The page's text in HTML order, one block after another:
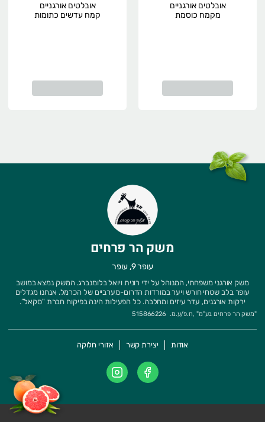
אובלטים אורגניים
מקמח כוסמת
אובלטים אורגניים
קמח עדשים כתומות
משק הר פרחים
עופר 9, עופר
משק אורגני משפחתי, המנוהל על ידי רונית ויואל בלומנברג. המשק נמצא במושב
עופר בלב שטחי חורש ויער במורדות הדרום-מערביים של הכרמל. אנחנו מגדלים
ירקות אורגנים, עדר עיזים ומחלבה. כל הפעילות הינה בפיקוח חברת "סקאל”.
"משק הר פרחים בע"מ" ,ח.פ/ע.מ. 515866226
אודות יצירת קשר אזורי חלוקה